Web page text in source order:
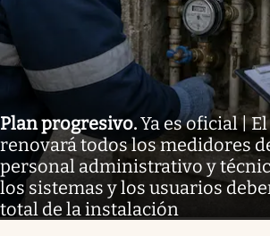
Plan progresivo.Ya es oficial |
renovará todos los medidores
personal administrativo y
los sistemas y los usuarios
total de la instalación